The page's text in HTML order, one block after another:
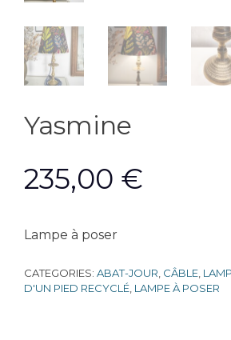
Yasmine
235,00 €
Lampe à poser
CATEGORIES: ABAT-JOUR CÂBLE
D'UN PIED RECYCLÉ LAMPE À POSER